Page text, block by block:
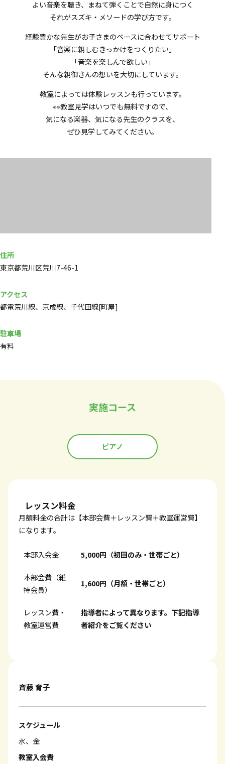
よい音楽を聴き、まねて弾くことで自然に身につく
それがスズキ・メソードの学び方です。
経験豊かな先生がお子さまのペースに合わせてサポート
「音楽に親しむきっかけをつくりたい」
「音楽を楽しんで欲しい」
そんな親御さんの想いを大切にしています。
教室によっては体験レッスンも行っています。
👀教室見学はいつでも無料ですので、
気になる楽器、気になる先生のクラスを、
ぜひ見学してみてください。
住所
東京都荒川区荒川7-46-1
アクセス
都電荒川線、京成線、千代田線[町屋]
駐車場
有料
実施コース
ピアノ
レッスン料金
月額料金の合計は【本部会費＋レッスン費＋教室運営費】
になります。
本部入会金 5,000円（初回のみ・世帯ごと）
本部会費（維
持会員）
1,600円（月額・世帯ごと）
レッスン費・
教室運営費
指導者によって異なります。下記指導
者紹介をご覧ください
斉藤 育子
スケジュール
水、金
教室入会費